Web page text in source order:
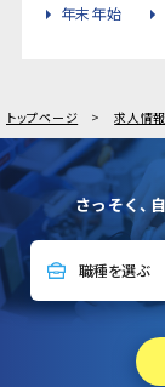
年末年始
トップページ 求人情報
さっそく、